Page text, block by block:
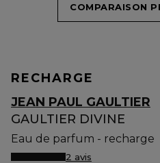
COMPARAISON
RECHARGE
JEAN PAUL GAULTIER
GAULTIER DIVINE
Eau de parfum - recharge
2 avis